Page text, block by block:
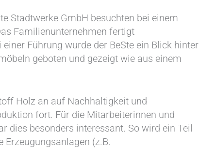
Stadtwerke GmbH besuchten bei einem
Familienunternehmen fertigt
Führung wurde der BeSte ein Blick hinter
geboten und gezeigt wie aus einem
Holz an auf Nachhaltigkeit und
fort. Für die Mitarbeiterinnen und
dies besonders interessant. So wird ein Teil
Erzeugungsanlagen (z.B.